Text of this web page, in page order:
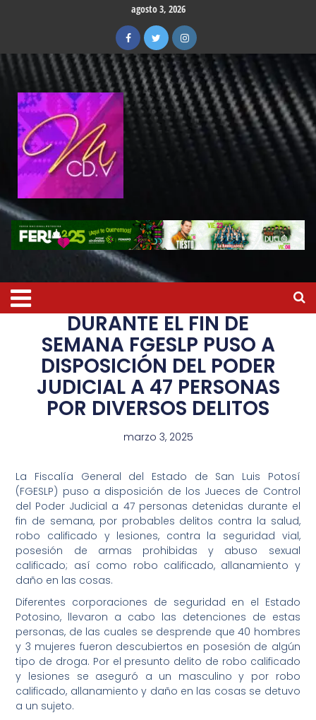
agosto 3, 2026
DURANTE EL FIN DE
SEMANA FGESLP PUSO A
DISPOSICIÓN DEL PODER
JUDICIAL A 47 PERSONAS
POR DIVERSOS DELITOS
marzo 3, 2025
La Fiscalía General del Estado de San Luis Potosí
(FGESLP) puso a disposición de los Jueces de Control
del Poder Judicial a 47 personas detenidas durante el
fin de semana, por probables delitos contra la salud,
robo calificado y lesiones, contra la seguridad vial,
posesión de armas prohibidas y abuso sexual
calificado; así como robo calificado, allanamiento y
daño en las cosas.
Diferentes corporaciones de seguridad en el Estado
Potosino, llevaron a cabo las detenciones de estas
personas, de las cuales se desprende que 40 hombres
y 3 mujeres fueron descubiertos en posesión de algún
tipo de droga. Por el presunto delito de robo calificado
y lesiones se aseguró a un masculino y por robo
calificado, allanamiento y daño en las cosas se detuvo
a un sujeto.